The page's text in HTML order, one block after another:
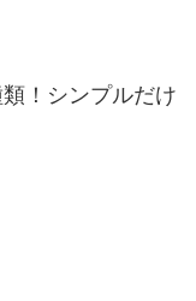
！シンプルだけ